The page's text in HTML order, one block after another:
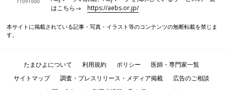
はこちら→https://aebs.or.jp/
本サイトに掲載されている記事・写真・イラスト等のコンテンツの無断転載を禁じま
す。
たまひよについて 利用規約 ポリシー
医師・専門家一覧
サイトマップ
調査・プレスリリース・メディア掲載
広告のご相談